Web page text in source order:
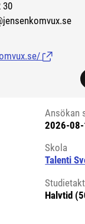
30
(Länk till
Ansökan
2026-
Skola
Talenti
Studietakt
Halvtid